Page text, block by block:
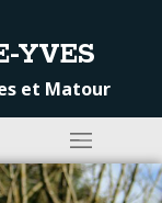
YVES
et Matour